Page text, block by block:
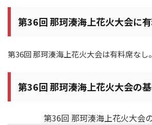
第36回 那珂湊海上花火大会に
第36回 那珂湊海上花火大会は有料席なし。
第36回 那珂湊海上花火大会の
第36回 那珂湊海上花火大会